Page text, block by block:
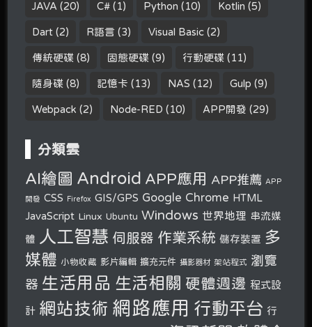
JAVA (20) C# (1) Python (10) Kotlin (5)
Dart (2) R語言 (3) Visual Basic (2)
傳統硬碟 (8) 固態硬碟 (9) 行動硬碟 (11)
隨身碟 (8) 記憶卡 (13) NAS (12) Gulp (9)
Webpack (2) Node-RED (10) APP開發 (29)
分類雲
AI繪圖 Android APP應用 APP推薦 APP
開發 CSS Firefox GIS/GPS Google Chrome HTML
JavaScript Linux Ubuntu Windows 世界地理 串流媒
體 人工智慧 伺服器 作業系統 儲存裝置 多
媒體 小物收藏 影片編輯 擴充元件 攝影器材 架站程式
瀏覽
器 生活用品 生活相關 硬體週邊 程式設
計 網站技術 網路應用 行動平台 行